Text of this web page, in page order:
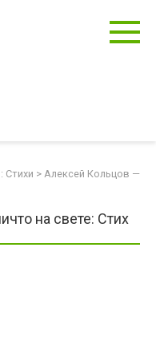
Стихи > Алексей Кольцов —
на свете: Стих